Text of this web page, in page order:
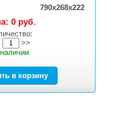
790х268х222
0 руб.
>>
в корзину